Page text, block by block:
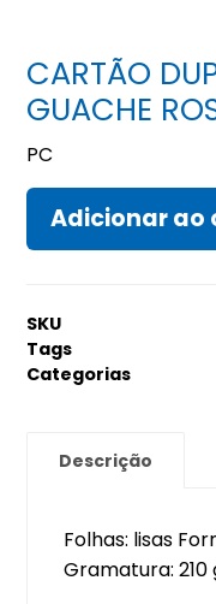
CARTÃO
GUACHE
PC
Adicionar ao
SKU
Tags
Categorias
Descrição
Folhas: lisas
Gramatura: